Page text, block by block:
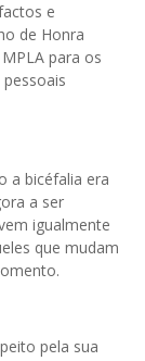
e
de Honra
para os
a bicéfalia era
a ser
igualmente
que mudam
pela sua